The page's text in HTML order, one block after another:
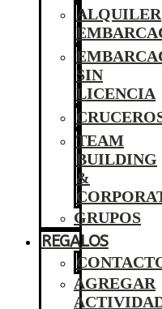
ALQUILER
SIN
LICENCIA
TEAM
BUILDING
&
GRUPOS
REGALOS
AGREGAR